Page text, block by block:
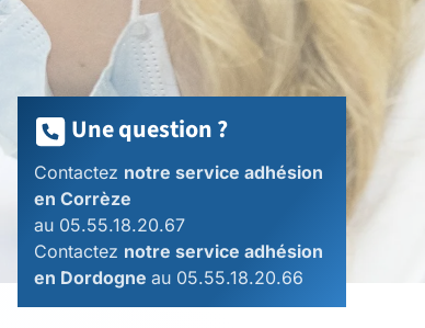
Une question ?
Contactez notre service adhésion
en Corrèze
au 05.55.18.20.67
Contactez notre service adhésion
en Dordogne au 05.55.18.20.66